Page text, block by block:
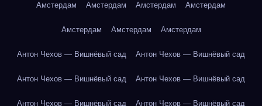
Амстердам Амстердам Амстердам Амстердам
Амстердам Амстердам Амстердам
Антон Чехов — Вишнёвый сад Антон Чехов — Вишнёвый сад
Антон Чехов — Вишнёвый сад Антон Чехов — Вишнёвый сад
Антон Чехов — Вишнёвый сад Антон Чехов — Вишнёвый сад